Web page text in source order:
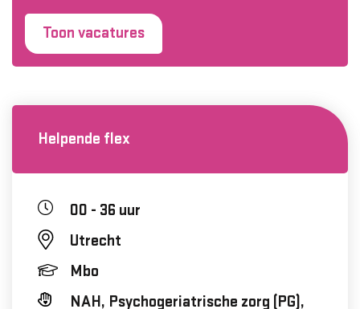
Toon vacatures
Helpende flex
00 - 36 uur
Utrecht
Mbo
NAH, Psychogeriatrische zorg (PG),